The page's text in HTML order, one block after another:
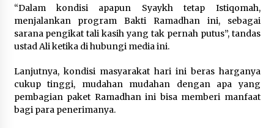
“Dalam kondisi apapun Syaykh tetap Istiqomah,
menjalankan program Bakti Ramadhan ini, sebagai
sarana pengikat tali kasih yang tak pernah putus”, tandas
ustad Ali ketika di hubungi media ini.
Lanjutnya, kondisi masyarakat hari ini beras harganya
cukup tinggi, mudahan mudahan dengan apa yang
pembagian paket Ramadhan ini bisa memberi manfaat
bagi para penerimanya.